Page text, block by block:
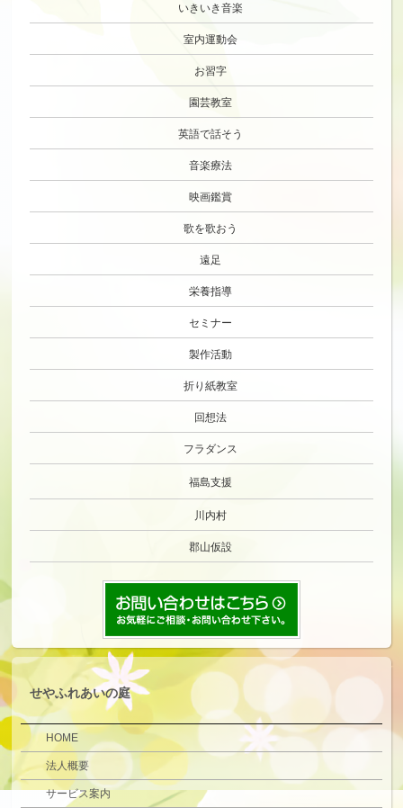
いきいき音楽
室内運動会
お習字
園芸教室
英語で話そう
音楽療法
映画鑑賞
歌を歌おう
遠足
栄養指導
セミナー
製作活動
折り紙教室
回想法
フラダンス
福島支援
川内村
郡山仮設
せやふれあいの庭
HOME
法人概要
サービス案内